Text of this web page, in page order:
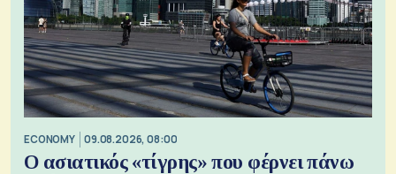
ECONOMY 09.08.2026, 08:00
Ο ασιατικός «τίγρης» που φέρνει πάνω